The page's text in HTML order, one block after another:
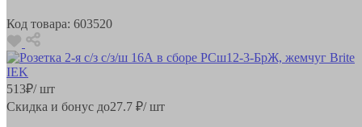
Код товара: 603520
513₽/ шт
Скидка и бонус до27.7 ₽/ шт